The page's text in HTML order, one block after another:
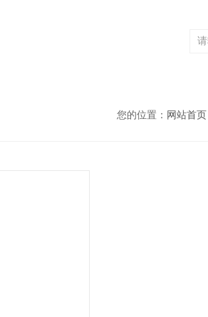
您的位置： 网站首页